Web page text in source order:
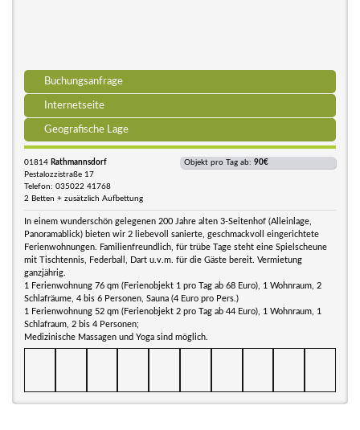
Buchungsanfrage
Internetseite
Geografische Lage
01814 Rathmannsdorf
Pestalozzistraße 17
Telefon: 035022 41768
2 Betten + zusätzlich Aufbettung
Objekt pro Tag ab: 90€
In einem wunderschön gelegenen 200 Jahre alten 3-Seitenhof (Alleinlage,
Panoramablick) bieten wir 2 liebevoll sanierte, geschmackvoll eingerichtete
Ferienwohnungen. Familienfreundlich, für trübe Tage steht eine Spielscheune
mit Tischtennis, Federball, Dart u.v.m. für die Gäste bereit. Vermietung
ganzjährig.
1 Ferienwohnung 76 qm (Ferienobjekt 1 pro Tag ab 68 Euro), 1 Wohnraum, 2
Schlafräume, 4 bis 6 Personen, Sauna (4 Euro pro Pers.)
1 Ferienwohnung 52 qm (Ferienobjekt 2 pro Tag ab 44 Euro), 1 Wohnraum, 1
Schlafraum, 2 bis 4 Personen;
Medizinische Massagen und Yoga sind möglich.